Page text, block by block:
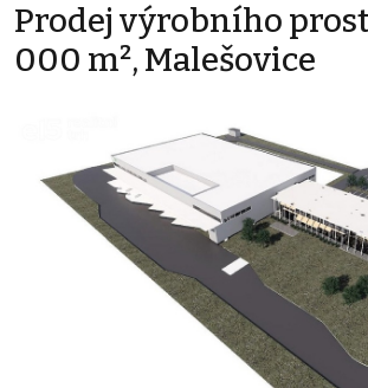
Prodej výrobního
000 m², Malešovice